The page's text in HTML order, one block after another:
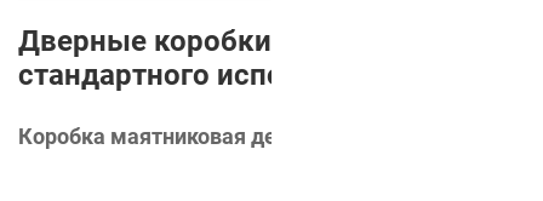
Дверные коробки для
стандартного исполнения
Коробка маятниковая деревянная обжимная